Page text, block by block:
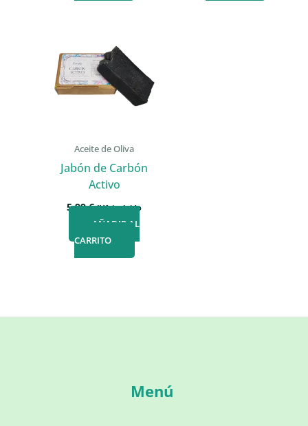
Aceite de Oliva
Jabón de Carbón
Activo
5,99€ IVA incluido
AÑADIR AL
CARRITO
Menú